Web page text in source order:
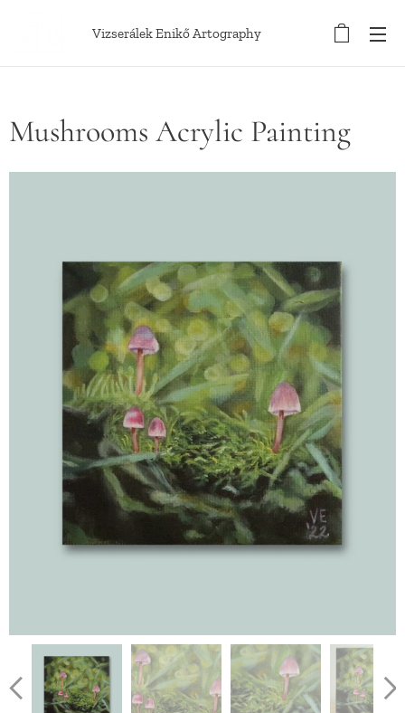
Vizserálek Enikő Artography
Mushrooms Acrylic Painting